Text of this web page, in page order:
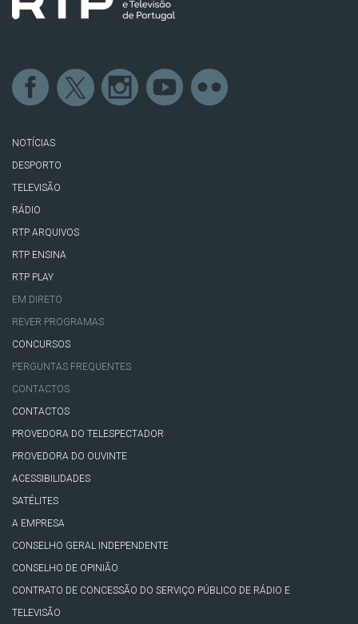
NOTÍCIAS
DESPORTO
TELEVISÃO
RÁDIO
RTP ARQUIVOS
RTP ENSINA
RTP PLAY
EM DIRETO
REVER PROGRAMAS
CONCURSOS
PERGUNTAS FREQUENTES
CONTACTOS
CONTACTOS
PROVEDORA DO TELESPECTADOR
PROVEDORA DO OUVINTE
ACESSIBILIDADES
SATÉLITES
A EMPRESA
CONSELHO GERAL INDEPENDENTE
CONSELHO DE OPINIÃO
CONTRATO DE CONCESSÃO DO SERVIÇO PÚBLICO DE RÁDIO E
TELEVISÃO